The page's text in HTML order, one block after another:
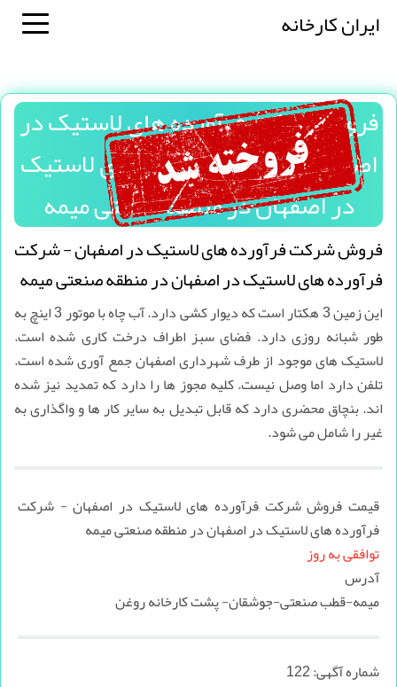
ایران کارخانه
فروش شرکت فرآورده های لاستیک در
اصفهان - شرکت فرآورده های لاستیک
در اصفهان در منطقه صنعتی میمه
فروش شرکت فرآورده های لاستیک در اصفهان - شرکت
فرآورده های لاستیک در اصفهان در منطقه صنعتی میمه
این زمین 3 هکتار است که دیوار کشی دارد. آب چاه با موتور 3 اینچ به
طور شبانه روزی دارد. فضای سبز اطراف درخت کاری شده است.
لاستیک های موجود از طرف شهرداری اصفهان جمع آوری شده است.
تلفن دارد اما وصل نیست. کلیه مجوز ها را دارد که تمدید نیز شده
اند. بنچاق محضری دارد که قابل تبدیل به سایر کار ها و واگذاری به
غیر را شامل می شود.
قیمت فروش شرکت فرآورده های لاستیک در اصفهان - شرکت
فرآورده های لاستیک در اصفهان در منطقه صنعتی میمه
توافقی به روز
آدرس
میمه-قطب صنعتی-جوشقان- پشت کارخانه روغن
شماره آگهی:122